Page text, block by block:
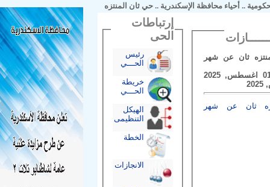
..أحياء محافظة الإسكندرية..حي ثان المنتزه
ثان عن شهر
فى الفترة من 01 اغسطس, 2025
ثان عن شهر
إرتباطات
الحى
رئيس
الحـــي
خريطة
الحـــي
الهيكل
التنظيمى
الخطة
الانجازات